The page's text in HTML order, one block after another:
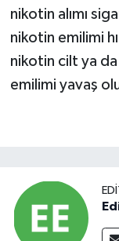
nikotin alımı
nikotin emilimi
nikotin cilt ya da
emilimi yavaş